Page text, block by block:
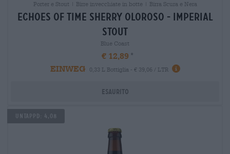
Porter e Stout | Birre invecchiate in botte | Birra Scura e Nera
echoes of time sherry oloroso - imperial
stout
Blue Coast
€ 12,89
EINWEG
0,33 L Bottiglia - € 39,06 / LTR
Esaurito
Untappd: 4,08